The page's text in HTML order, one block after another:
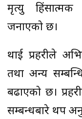
मृत्यु
जनाएको छ।
थाई प्रहरीले
तथा अन्य
बढाएको छ।
सम्बन्धबारे थप